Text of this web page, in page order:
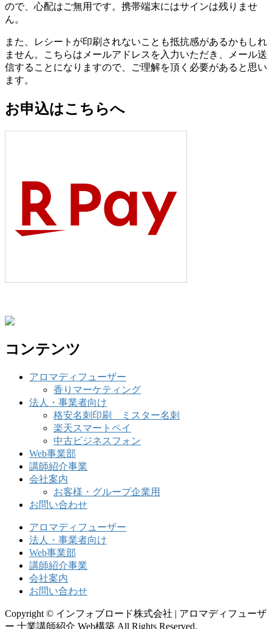
ので、心配はご無用です。携帯端末にはサインは残りませ
ん。
また、レシートが印刷されないことも抵抗感があるかもしれ
ません。こちらはメールアドレスを入力いただき、メール送
信することになりますので、ご理解を頂く必要があると思い
ます。
お申込はこちらへ
コンテンツ
アロマディフューザー
香りマーケティング
法人・事業者向け
格安名刺印刷 ミスター名刺
楽天スマートペイ
中古ビジネスフォン
Web事業部
講師紹介事業
会社案内
お客様・グループ企業用
お問い合わせ
アロマディフューザー
法人・事業者向け
Web事業部
講師紹介事業
会社案内
お問い合わせ
Copyright © インフォブロード株式会社 | アロマディフューザ
ー 士業講師紹介 Web構築 All Rights Reserved.